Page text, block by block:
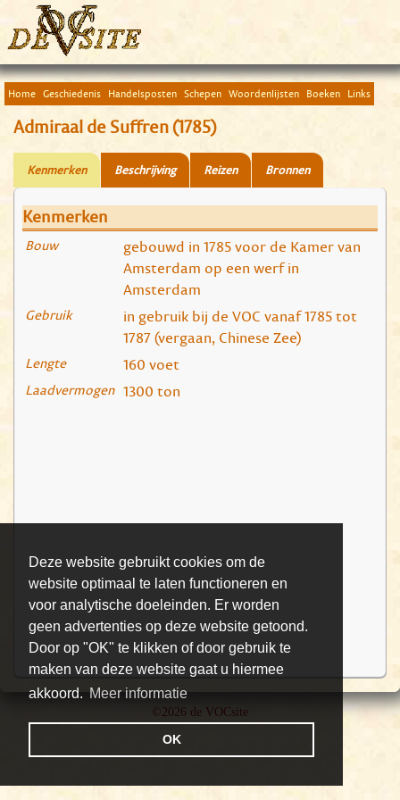
Deze website gebruikt cookies om de
website optimaal te laten functioneren en
voor analytische doeleinden. Er worden
geen advertenties op deze website getoond.
Door op "OK" te klikken of door gebruik te
maken van deze website gaat u hiermee
akkoord. Meer informatie
OK
Home Geschiedenis Handelsposten Schepen Woordenlijsten Boeken Links
Admiraal de Suffren (1785)
Kenmerken Beschrijving Reizen Bronnen
Kenmerken
Bouw
gebouwd in 1785 voor de Kamer van
Amsterdam op een werf in
Amsterdam
Gebruik
in gebruik bij de VOC vanaf 1785 tot
1787 (vergaan, Chinese Zee)
Lengte 160 voet
Laadvermogen 1300 ton
©2026 de VOCsite